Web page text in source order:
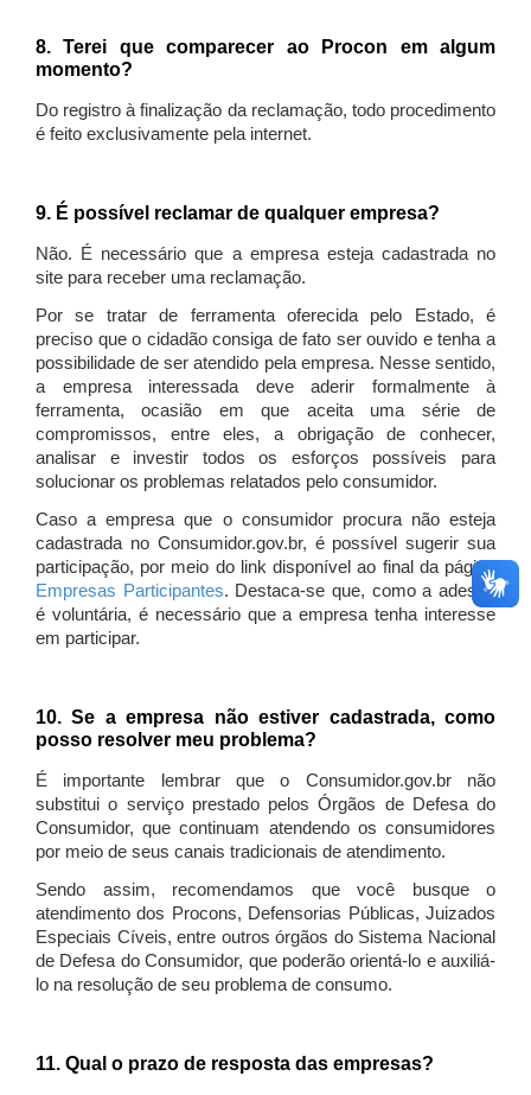
8. Terei que comparecer ao Procon em algum
momento?
Do registro à finalização da reclamação, todo procedimento
é feito exclusivamente pela internet.
9. É possível reclamar de qualquer empresa?
Não. É necessário que a empresa esteja cadastrada no
site para receber uma reclamação.
Por se tratar de ferramenta oferecida pelo Estado, é
preciso que o cidadão consiga de fato ser ouvido e tenha a
possibilidade de ser atendido pela empresa. Nesse sentido,
a empresa interessada deve aderir formalmente à
ferramenta, ocasião em que aceita uma série de
compromissos, entre eles, a obrigação de conhecer,
analisar e investir todos os esforços possíveis para
solucionar os problemas relatados pelo consumidor.
Caso a empresa que o consumidor procura não esteja
cadastrada no Consumidor.gov.br, é possível sugerir sua
participação, por meio do link disponível ao final da página
Empresas Participantes. Destaca-se que, como a adesão
é voluntária, é necessário que a empresa tenha interesse
em participar.
10. Se a empresa não estiver cadastrada, como
posso resolver meu problema?
É importante lembrar que o Consumidor.gov.br não
substitui o serviço prestado pelos Órgãos de Defesa do
Consumidor, que continuam atendendo os consumidores
por meio de seus canais tradicionais de atendimento.
Sendo assim, recomendamos que você busque o
atendimento dos Procons, Defensorias Públicas, Juizados
Especiais Cíveis, entre outros órgãos do Sistema Nacional
de Defesa do Consumidor, que poderão orientá-lo e auxiliá-
lo na resolução de seu problema de consumo.
11. Qual o prazo de resposta das empresas?